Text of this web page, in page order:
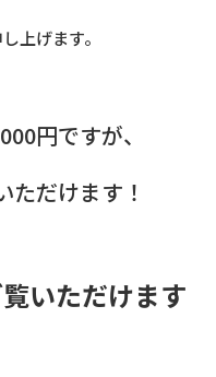
上げます。
円ですが、
ただけます！
いただけます